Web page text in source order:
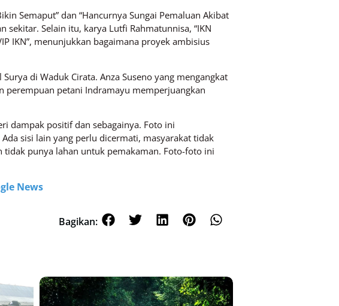
Semaput” dan “Hancurnya Sungai Pemaluan Akibat
sekitar. Selain itu, karya Lutfi Rahmatunnisa, “IKN
IKN”, menunjukkan bagaimana proyek ambisius
di Waduk Cirata. Anza Suseno yang mengangkat
perempuan petani Indramayu memperjuangkan
dampak positif dan sebagainya. Foto ini
sisi lain yang perlu dicermati, masyarakat tidak
punya lahan untuk pemakaman. Foto-foto ini
News
Bagikan: